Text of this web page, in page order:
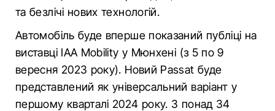
та безлічі нових технологій.
Автомобіль буде вперше показаний публіці на
виставці IAA Mobility у Мюнхені (з 5 по 9
вересня 2023 року). Новий Passat буде
представлений як універсальний варіант у
першому кварталі 2024 року. З понад 34